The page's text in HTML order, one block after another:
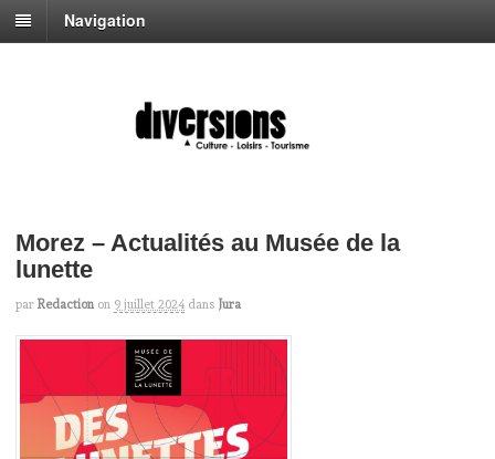
Navigation
Morez – Actualités au Musée de la
lunette
par Redaction on 9 juillet 2024 dans Jura